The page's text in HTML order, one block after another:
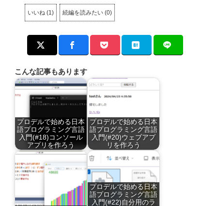
いいね (1 ) 続編を読みたい (0)
こんな記事もあります
プロデルで始める日本
語プログラミング言語
入門(#18)コンソール
アプリを作ろう
プロデルで始める日本
語プログラミング言語
入門(#20)ウェブアプ
リを作ろう
プロデルで始める日本
語プログラミング言語
入門(#22)自分用のラ